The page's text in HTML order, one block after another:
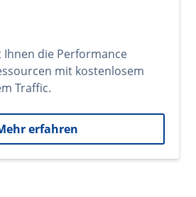
Ihnen die Performance
mit kostenlosem
Traffic.
erfahren